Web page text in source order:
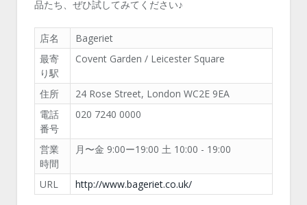
品たち、ぜひ試してみてください♪
店名
Bageriet
最寄
り駅
Covent Garden / Leicester Square
住所
24 Rose Street, London WC2E 9EA
電話
番号
020 7240 0000
営業
時間
月〜金 9:00ー19:00 土 10:00 - 19:00
URL http://www.bageriet.co.uk/